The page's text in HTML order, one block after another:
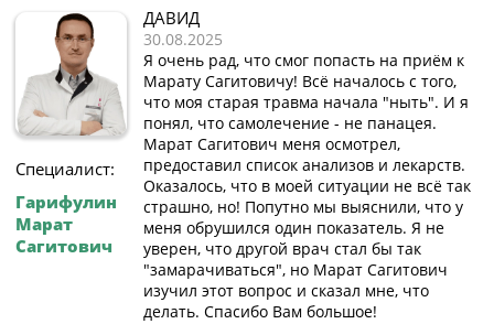
Специалист:
Гарифулин
Марат
Сагитович
ДАВИД
30.08.2025
Я очень рад, что смог попасть на приём к
Марату Сагитовичу! Всё началось с того,
что моя старая травма начала "ныть". И я
понял, что самолечение - не панацея.
Марат Сагитович меня осмотрел,
предоставил список анализов и лекарств.
Оказалось, что в моей ситуации не всё так
страшно, но! Попутно мы выяснили, что у
меня обрушился один показатель. Я не
уверен, что другой врач стал бы так
"замарачиваться", но Марат Сагитович
изучил этот вопрос и сказал мне, что
делать. Спасибо Вам большое!